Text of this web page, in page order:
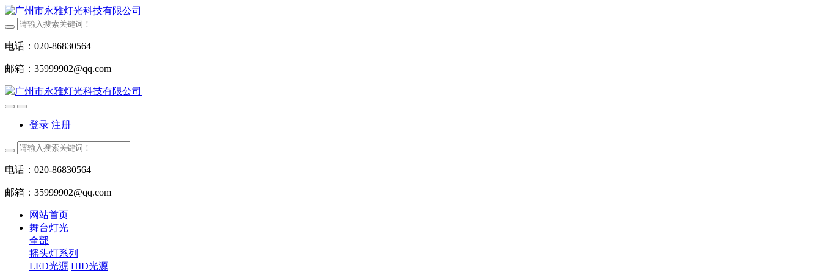
电话：020-86830564
邮箱：35999902@qq.com
登录 注册
电话：020-86830564
邮箱：35999902@qq.com
网站首页
舞台灯光
全部
摇头灯系列
LED光源 HID光源